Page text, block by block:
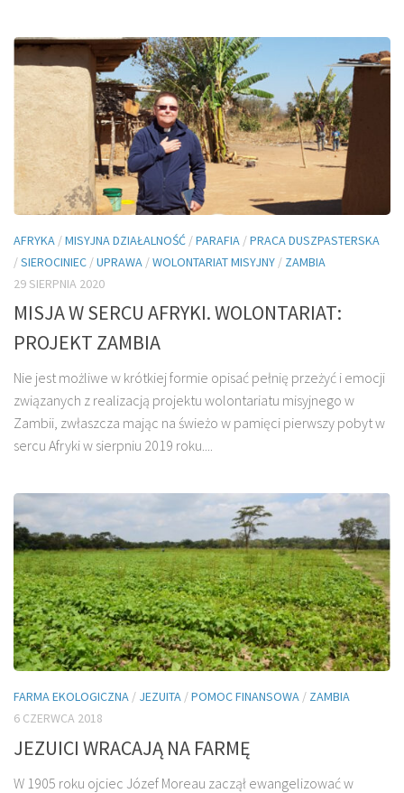
AFRYKA /MISYJNA DZIAŁALNOŚĆ /PARAFIA /PRACA DUSZPASTERSKA
/SIEROCINIEC /UPRAWA /WOLONTARIAT MISYJNY / ZAMBIA
29 SIERPNIA 2020
MISJA W SERCU AFRYKI. WOLONTARIAT:
PROJEKT ZAMBIA
Nie jest możliwe w krótkiej formie opisać pełnię przeżyć i emocji
związanych z realizacją projektu wolontariatu misyjnego w
Zambii, zwłaszcza mając na świeżo w pamięci pierwszy pobyt w
sercu Afryki w sierpniu 2019 roku....
FARMA EKOLOGICZNA / JEZUITA /POMOC FINANSOWA / ZAMBIA
6 CZERWCA 2018
JEZUICI WRACAJĄ NA FARMĘ
W 1905 roku ojciec Józef Moreau zaczął ewangelizować w